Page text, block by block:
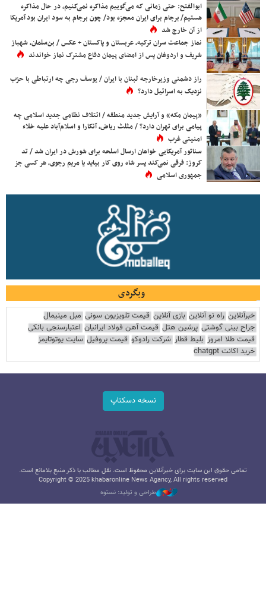
ابوالفتح: حتی زمانی که می‌گوییم مذاکره نمی‌کنیم، در حال مذاکره
هستیم/ برجام برای ایران معجزه بود/ چون برجام به سود ایران بود آمریکا
از آن خارج شد
نماز جماعت سران ترکیه، عربستان و پاکستان + عکس / بن‌سلمان، شهباز
شریف و اردوغان پس از امضای پیمان دفاع مشترک نماز خواندند
راز دشمنی وزیرخارجه لبنان با ایران / یوسف رجی چه ارتباطی با حزب
نزدیک به اسرائیل دارد؟
«پیمان مکه» و آرایش جدید منطقه / ائتلاف نظامی جدید اسلامی چه
پیامی برای تهران دارد؟ / مثلث ریاض، آنکارا و اسلام‌آباد علیه خلاء
امنیتی غرب
سناتور آمریکایی خواهان ارسال اسلحه برای شورش در ایران شد / تد
کروز: فرقی نمی‌کند پسر شاه روی کار بیاید یا مریم رجوی، هر کسی جز
جمهوری اسلامی
وبگردی
خبرآنلاین راه نو آنلاین بازی آنلاین قیمت تلویزیون سونی مبل مینیمال
جراح بینی گوشتی پرشین هتل قیمت آهن فولاد ایرانیان اعتبارسنجی بانکی
قیمت طلا امروز بلیط قطار شرکت رادوکو قیمت پروفیل سایت یوتوتایمز
خرید اکانت chatgpt
نسخه دسکتاپ
تمامی حقوق این سایت برای خبرآنلاین محفوظ است. نقل مطالب با ذکر منبع بلامانع است.
Copyright © 2025 khabaronline News Agancy, All rights reserved
طراحی و تولید: نستوه